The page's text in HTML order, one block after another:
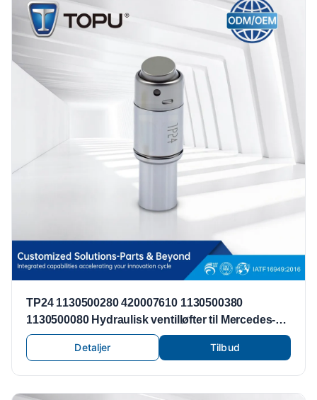
TP24 1130500280 420007610 1130500380
1130500080 Hydraulisk ventilløfter til Mercedes-
Benz M112 M113 C240 ​​C280 C43 AMG C55 AMG
C320 løfter
Detaljer Tilbud